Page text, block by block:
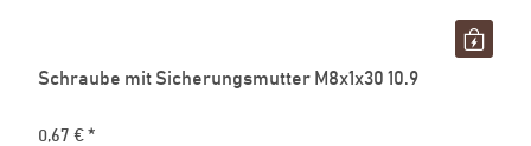
Schraube mit Sicherungsmutter M8x1x30 10.9
0,67 € *